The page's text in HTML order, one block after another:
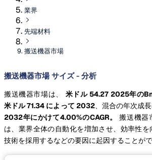
業界
先端材料
搬送機器市場
搬送機器市場 サイズ - 分析
搬送機器市場は、 米ドル 54.27 2025年の
米ドル 71.34 によって 2032、混合の年次成
2032年にかけて4.00%のCAGR。
搬送機器
は、業界全体の自動化を増加させ、効率性
技術を採用するなどの要因に起因することがで